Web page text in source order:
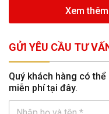
Xem
GỬI YÊU CẦU TƯ
Quý khách hàng có
miễn phí tại đây.